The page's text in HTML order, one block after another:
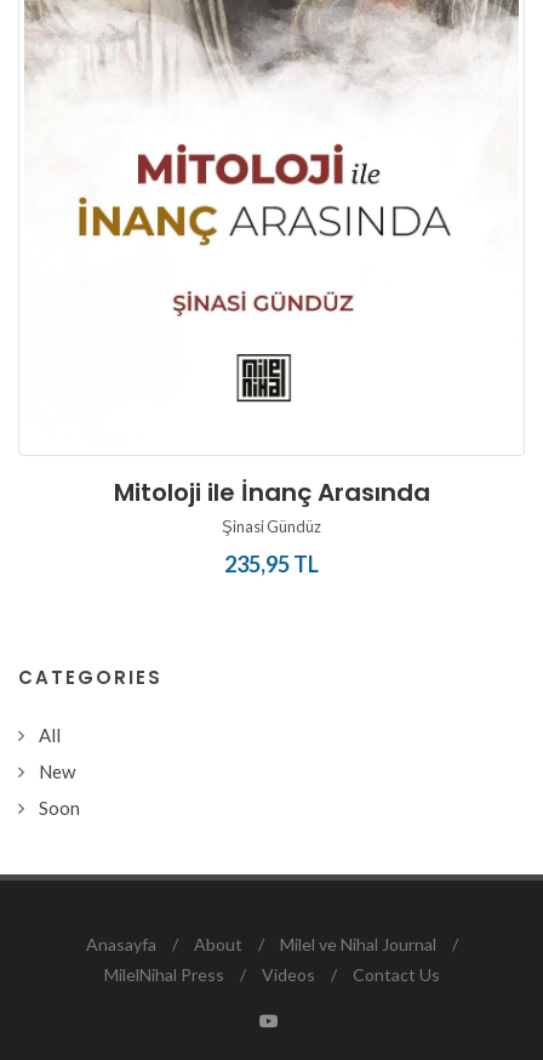
Mitoloji ile İnanç Arasında
Şinasi Gündüz
235,95 TL
CATEGORIES
All
New
Soon
Anasayfa / About / Milel ve Nihal Journal
/
MilelNihal Press
/ Videos / Contact Us